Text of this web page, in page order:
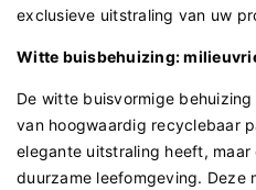
exclusieve uitstraling van uw
Witte buisbehuizing:
De witte buisvormige
van hoogwaardig recyclebaar
elegante uitstraling heeft,
duurzame leefomgeving. Deze